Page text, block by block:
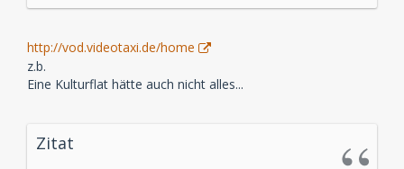
http://vod.videotaxi.de/home
z.b.
Eine Kulturflat hätte auch nicht alles...
Zitat